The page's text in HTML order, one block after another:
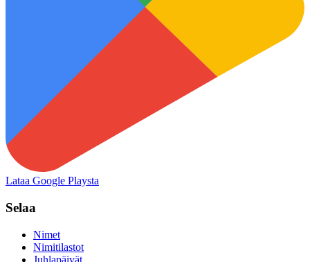
Lataa Google Playsta
Selaa
Nimet
Nimitilastot
Juhlapäivät